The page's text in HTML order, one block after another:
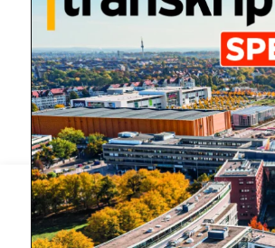
Mit dem |transkript-
jede Woche aktuell
E-
Mail
(erforderlich)